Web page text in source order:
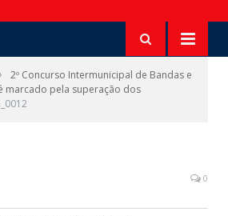
2º Concurso Intermunicipal de Bandas e
marcado pela superação dos
0